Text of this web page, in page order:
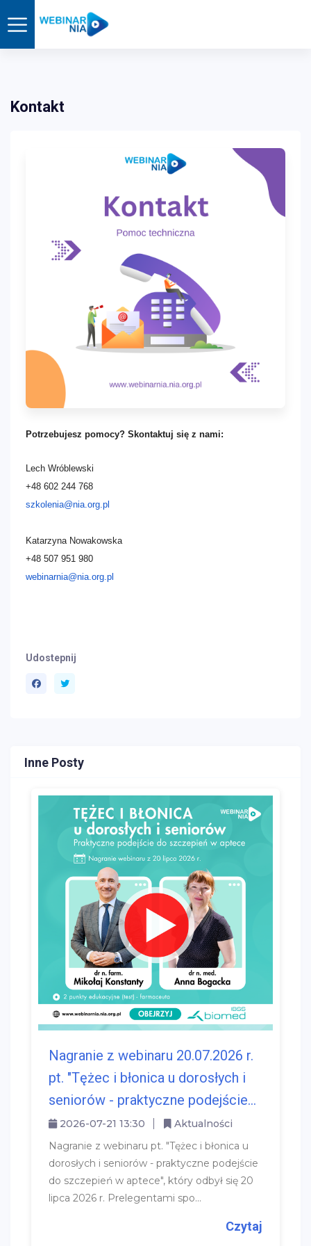
Kontakt
Potrzebujesz pomocy? Skontaktuj się z nami:
Lech Wróblewski
+48 602 244 768
szkolenia@nia.org.pl
Katarzyna Nowakowska
+48 507 951 980
webinarnia@nia.org.pl
Udostepnij
Inne Posty
Nagranie z webinaru 20.07.2026 r.
pt. "Tężec i błonica u dorosłych i
seniorów - praktyczne podejście...
2026-07-21 13:30
Aktualności
Nagranie z webinaru pt. "Tężec i błonica u
dorosłych i seniorów - praktyczne podejście
do szczepień w aptece", który odbył się 20
lipca 2026 r. Prelegentami spo...
Czytaj